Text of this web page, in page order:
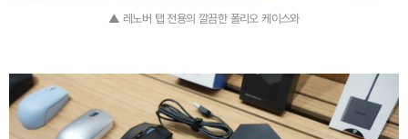
▲ 레노버 탭 전용의 깔끔한 폴리오 케이스와